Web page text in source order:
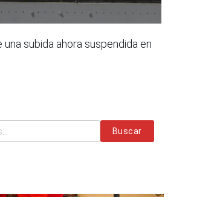
subida ahora suspendida en
Buscar